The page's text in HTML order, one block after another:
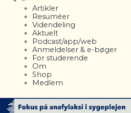
Artikler
Resuméer
Videndeling
Aktuelt
Podcast/app/web
Anmeldelser & e-bøger
For studerende
Om
Shop
Medlem